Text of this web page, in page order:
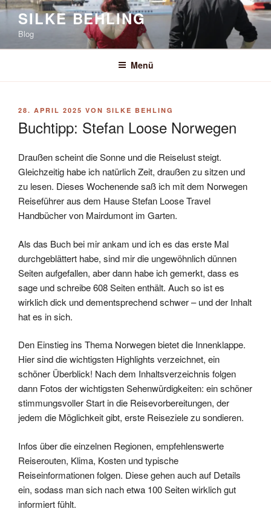
Zum
Inhalt
springen
SILKE BEHLING
Blog
Menü
VERÖFFENTLICHT
28. APRIL 2025 VON SILKE BEHLING
Buchtipp: Stefan Loose Norwegen
Draußen scheint die Sonne und die Reiselust steigt.
Gleichzeitig habe ich natürlich Zeit, draußen zu sitzen und
zu lesen. Dieses Wochenende saß ich mit dem Norwegen
Reiseführer aus dem Hause Stefan Loose Travel
Handbücher von Mairdumont im Garten.
Als das Buch bei mir ankam und ich es das erste Mal
durchgeblättert habe, sind mir die ungewöhnlich dünnen
Seiten aufgefallen, aber dann habe ich gemerkt, dass es
sage und schreibe 608 Seiten enthält. Auch so ist es
wirklich dick und dementsprechend schwer – und der Inhalt
hat es in sich.
Den Einstieg ins Thema Norwegen bietet die Innenklappe.
Hier sind die wichtigsten Highlights verzeichnet, ein
schöner Überblick! Nach dem Inhaltsverzeichnis folgen
dann Fotos der wichtigsten Sehenwürdigkeiten: ein schöner
stimmungsvoller Start in die Reisevorbereitungen, der
jedem die Möglichkeit gibt, erste Reiseziele zu sondieren.
Infos über die einzelnen Regionen, empfehlenswerte
Reiserouten, Klima, Kosten und typische
Reiseinformationen folgen. Diese gehen auch auf Details
ein, sodass man sich nach etwa 100 Seiten wirklich gut
informiert fühlt.